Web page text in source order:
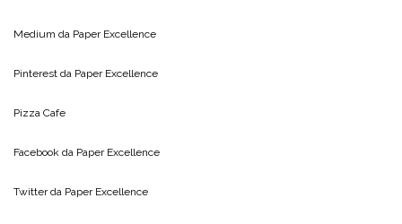
Medium da Paper Excellence
Pinterest da Paper Excellence
Pizza Cafe
Facebook da Paper Excellence
Twitter da Paper Excellence